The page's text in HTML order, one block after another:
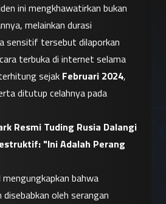
ini mengkhawatirkan bukan
melainkan durasi
sensitif tersebut dilaporkan
terbuka di internet selama
sejak Februari 2024,
Resmi Tuding Rusia Dalangi
"Ini Adalah Perang
bahwa
disebabkan oleh serangan